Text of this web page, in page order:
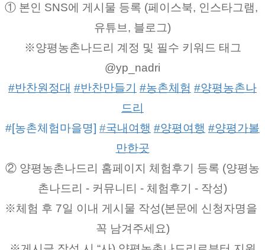
① 본인 SNS에 게시물 등록 (페이스북, 인스타그램,
유튜브, 블로그)
※양평농촌나드리 계정 및 필수 키워드 태그
@yp_nadri
#반찬원정대 #반찬만들기 #농촌체험 #양평농촌나
드리
#[농촌체험마을명] #국내여행 #양평여행 #양평가볼
만한곳
② 양평농촌나드리 홈페이지 체험후기 등록 (양평농
촌나드리 - 커뮤니티 - 체험후기 - 작성)
※체험 후 7일 이내 게시물 작성(본문에 신청자명을
꼭 남겨주세요)